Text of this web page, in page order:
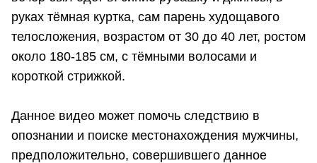
руках тёмная куртка, сам парень худощавого
телосложения, возрастом от 30 до 40 лет, ростом
около 180-185 см, с тёмными волосами и
короткой стрижкой.
Данное видео может помочь следствию в
опознании и поиске местонахождения мужчины,
предположительно, совершившего данное